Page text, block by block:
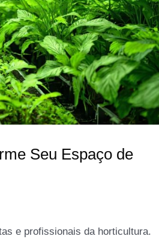
Seu Espaço de
e profissionais da horticultura.